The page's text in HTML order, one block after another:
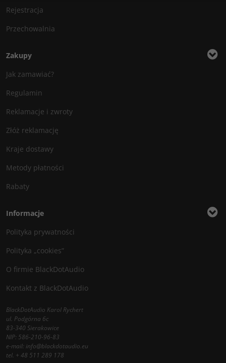
Rejestracja
Przechowalnia
Zakupy
Jak zamawiać?
Regulamin
Reklamacje i zwroty
Złóż reklamację
Kraje dostawy
Metody płatności
Rabaty
Informacje
Polityka prywatności
Polityka „cookies”
O firmie BlackDotAudio
Kontakt z BlackDotAudio
BlackDotAudio Karol Rychert
ul. Podgórna 6c
83-340 Sierakowice
NIP: 586-210-96-83
e-mail:info@blackdotaudio.eu
tel. + 48 511 289 178